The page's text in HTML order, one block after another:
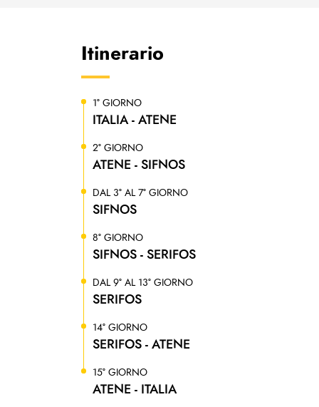
Itinerario
1° GIORNO
ITALIA - ATENE
2° GIORNO
ATENE - SIFNOS
DAL 3° AL 7° GIORNO
SIFNOS
8° GIORNO
SIFNOS - SERIFOS
DAL 9° AL 13° GIORNO
SERIFOS
14° GIORNO
SERIFOS - ATENE
15° GIORNO
ATENE - ITALIA